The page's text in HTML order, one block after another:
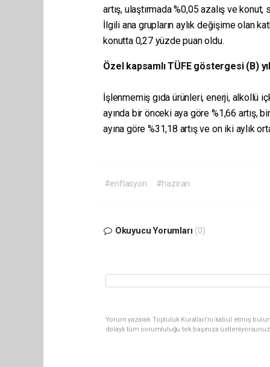
artış, ulaştırmada %0,05 azalış ve
İlgili ana grupların aylık değişime olan
konutta 0,27 yüzde puan oldu.
Özel kapsamlı TÜFE göstergesi (B)
İşlenmemiş gıda ürünleri, enerji, alkollü
ayında bir önceki aya göre %1,66 artış,
ayına göre %31,18 artış ve on iki
#enflasyon #haziran
Okuyucu Yorumları (0)
Yorum yazarak Topluluk Kuralları’nı kabul etmiş
dolaylı tüm sorumluluğu tek başınıza